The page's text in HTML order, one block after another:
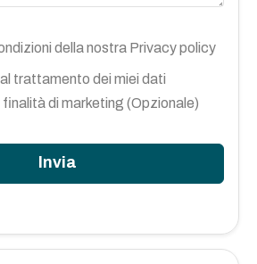
della nostra Privacy policy
trattamento dei miei dati
di marketing (Opzionale)
Invia